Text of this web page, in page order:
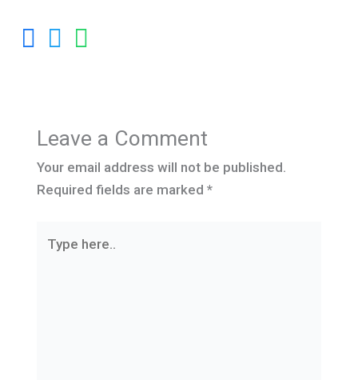
Leave a Comment
Your email address will not be published.
Required fields are marked *
here..